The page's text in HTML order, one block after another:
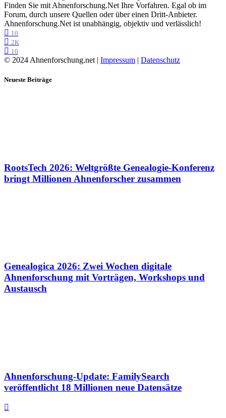
Finden Sie mit Ahnenforschung.Net Ihre Vorfahren. Egal ob im
Forum, durch unsere Quellen oder über einen Dritt-Anbieter.
Ahnenforschung.Net ist unabhängig, objektiv und verlässlich!
10
2K
10
© 2024 Ahnenforschung.net | Impressum | Datenschutz
Neueste Beiträge
RootsTech 2026: Weltgrößte Genealogie-Konferenz
bringt Millionen Ahnenforscher zusammen
Genealogica 2026: Zwei Wochen digitale
Ahnenforschung mit Vorträgen, Workshops und
Austausch
Ahnenforschung-Update: FamilySearch
veröffentlicht 18 Millionen neue Datensätze